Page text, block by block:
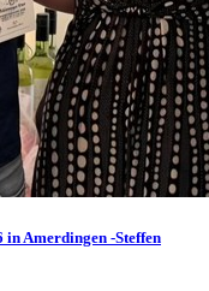
Amerdingen -Steffen